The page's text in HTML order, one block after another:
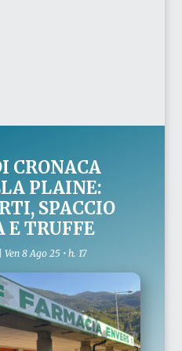
CRONACA
PLAINE:
SPACCIO
E TRUFFE
Ven 8 Ago 25 • h. 17